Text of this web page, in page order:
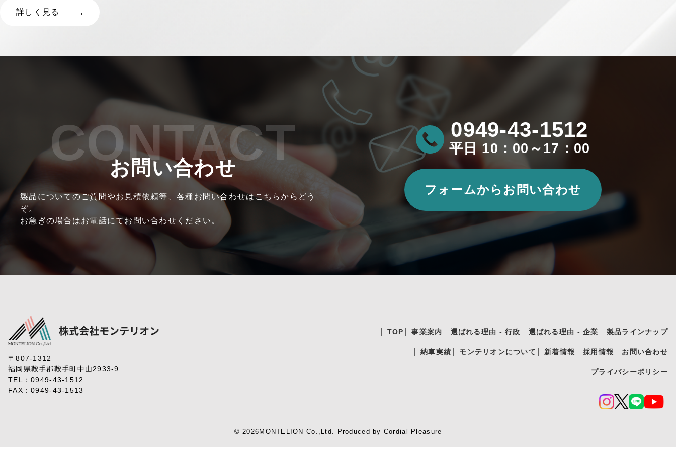
詳しく見る
CONTACT
お問い合わせ
製品についてのご質問やお見積依頼等、各種お問い合わせはこちらからどう
ぞ。
お急ぎの場合はお電話にてお問い合わせください。
0949-43-1512
平日 10：00～17：00
フォームからお問い合わせ
〒807-1312
福岡県鞍手郡鞍手町中山2933-9
TEL：0949-43-1512
FAX：0949-43-1513
TOP 事業案内 選ばれる理由 - 行政 選ばれる理由 - 企業 製品ラインナップ
納車実績 モンテリオンについて 新着情報 採用情報 お問い合わせ
プライバシーポリシー
© 2026MONTELION Co.,Ltd. Produced by Cordial Pleasure